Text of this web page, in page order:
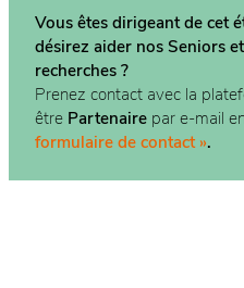
Vous êtes dirigeant de cet
désirez aider nos Seniors
recherches ?
Prenez contact avec la
être Partenaire par e-mail
formulaire de contact ».